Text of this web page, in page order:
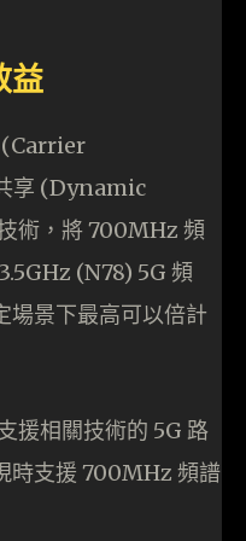
益
(Carrier
享 (Dynamic
術，將 700MHz 頻
(N78) 5G 頻
場景下最高可以倍計
援相關技術的 5G 路
時支援 700MHz 頻譜